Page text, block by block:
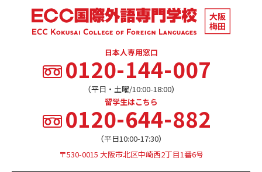
日本人専用窓口
0120-144-007
（平日・土曜/10:00-18:00）
留学生はこちら
0120-644-882
（平日10:00-17:30）
〒530-0015 大阪市北区中崎西2丁目1番6号